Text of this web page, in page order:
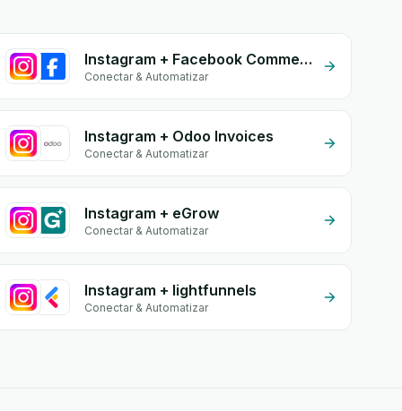
Instagram + Facebook Comments
Conectar & Automatizar
Instagram + Odoo Invoices
Conectar & Automatizar
Instagram + eGrow
Conectar & Automatizar
Instagram + lightfunnels
Conectar & Automatizar